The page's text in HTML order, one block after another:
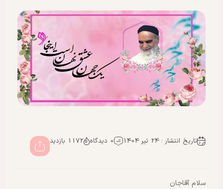
تاریخ انتشار : 24 تیر 1404 0 دیدگاه 1172 بازدید
سلام آقاجان